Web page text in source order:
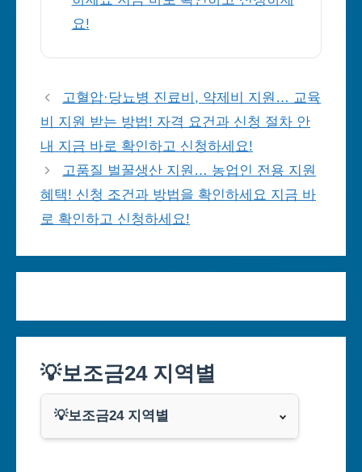
요!
고혈압·당뇨병 진료비, 약제비 지원… 교육
비 지원 받는 방법! 자격 요건과 신청 절차 안
내 지금 바로 확인하고 신청하세요!
고품질 벌꿀생산 지원… 농업인 전용 지원
혜택! 신청 조건과 방법을 확인하세요 지금 바
로 확인하고 신청하세요!
💡보조금24 지역별
💡보조금24 지역별